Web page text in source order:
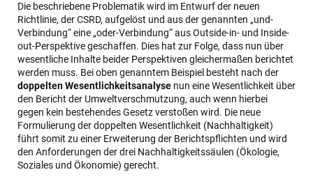
Die beschriebene Problematik wird im Entwurf der neuen
Richtlinie, der CSRD, aufgelöst und aus der genannten „und-
Verbindung“ eine „oder-Verbindung“ aus Outside-in- und Inside-
out-Perspektive geschaffen. Dies hat zur Folge, dass nun über
wesentliche Inhalte beider Perspektiven gleichermaßen berichtet
werden muss. Bei oben genanntem Beispiel besteht nach der
doppelten Wesentlichkeitsanalysenun eine Wesentlichkeit über
den Bericht der Umweltverschmutzung, auch wenn hierbei
gegen kein bestehendes Gesetz verstoßen wird. Die neue
Formulierung der doppelten Wesentlichkeit (Nachhaltigkeit)
führt somit zu einer Erweiterung der Berichtspflichten und wird
den Anforderungen der drei Nachhaltigkeitssäulen (Ökologie,
Soziales und Ökonomie) gerecht.